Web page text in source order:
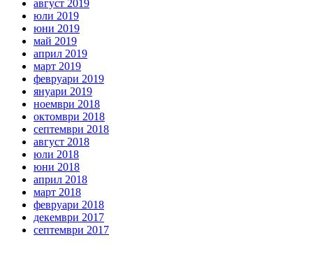
август 2019
юли 2019
юни 2019
май 2019
април 2019
март 2019
февруари 2019
януари 2019
ноември 2018
октомври 2018
септември 2018
август 2018
юли 2018
юни 2018
април 2018
март 2018
февруари 2018
декември 2017
септември 2017